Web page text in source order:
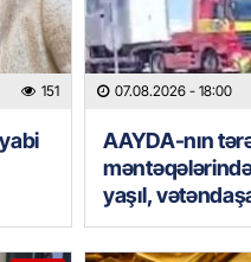
151 07.08.2026 - 18:00
AAYDA-nın
yaşıl,